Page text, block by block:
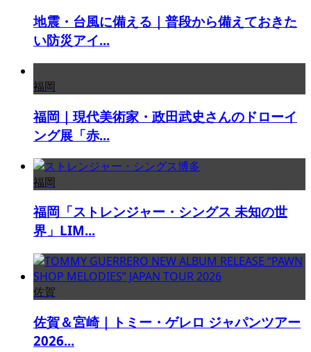
地震・台風に備える｜普段から備えておきた
い防災アイ...
福岡
福岡｜現代美術家・政田武史さんのドローイ
ング展「赤...
福岡
福岡「ストレンジャー・シングス 未知の世
界」LIM...
佐賀
佐賀＆宮崎｜トミー・ゲレロ ジャパンツアー
2026...